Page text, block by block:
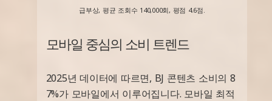
급부상, 평균 조회수 140,000회, 평점 4.6점.
모바일 중심의 소비 트렌드
2025년 데이터에 따르면, BJ 콘텐츠 소비의 8
7%가 모바일에서 이루어집니다. 모바일 최적